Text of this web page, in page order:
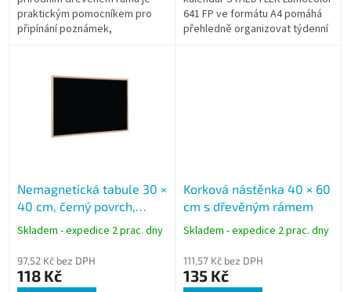
praktickým pomocníkem pro
připínání poznámek,
kvalitní korkové ploše...
641 FP ve formátu A4 pomáhá
přehledně organizovat týdenní
Nemagnetická tabule 30 ×
40 cm, černý povrch,
dřevěný rám
Skladem - expedice 2 prac. dny
97,52 Kč bez DPH
118 Kč
Korková nástěnka 40 × 60
cm s dřevěným rámem
Skladem - expedice 2 prac. dny
111,57 Kč bez DPH
135 Kč